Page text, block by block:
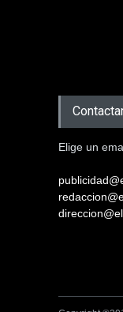
Elige un